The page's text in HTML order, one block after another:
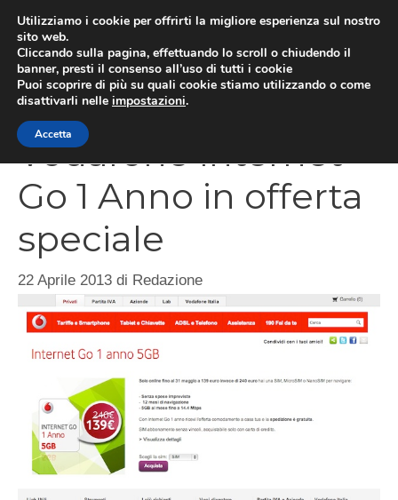
contenuto
Vodafone Internet
Go 1 Anno in offerta
speciale
22 Aprile 2013 di Redazione
Utilizziamo i cookie per offrirti la migliore esperienza sul nostro
sito web.
Cliccando sulla pagina, effettuando lo scroll o chiudendo il
banner, presti il consenso all’uso di tutti i cookie
Puoi scoprire di più su quali cookie stiamo utilizzando o come
disattivarli nelle impostazioni.
Accetta